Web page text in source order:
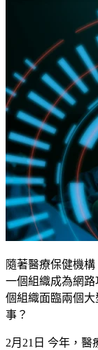
隨著醫療保健機
一個組織成為網
個組織面臨兩個
事？
2月21日 今年，